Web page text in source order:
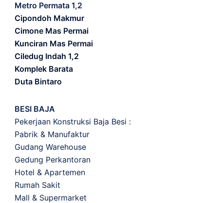
Metro Permata 1,2
Cipondoh Makmur
Cimone Mas Permai
Kunciran Mas Permai
Ciledug Indah 1,2
Komplek Barata
Duta Bintaro
BESI BAJA
Pekerjaan Konstruksi Baja Besi :
Pabrik & Manufaktur
Gudang Warehouse
Gedung Perkantoran
Hotel & Apartemen
Rumah Sakit
Mall & Supermarket